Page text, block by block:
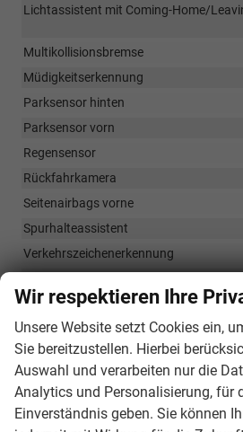
Lichtassistent mit Coming-Home/
Multikollisionsbremse
Müdigkeitserkennung
Parksensor hinten
Parksensor vorn
Regensensor
Rückfahrkamera
Seitenairbags vorne
Spurhalteassistent
Verkehrszeichenerkennung
Crew Protect Assist
Außen
Dunkel getönte Scheiben hinten
Wir respektieren Ihre
Unsere Website setzt Cookies ein,
Sie bereitzustellen. Hierbei
Auswahl und verarbeiten nur die
Analytics und Personalisierung, für
Einverständnis geben. Sie können